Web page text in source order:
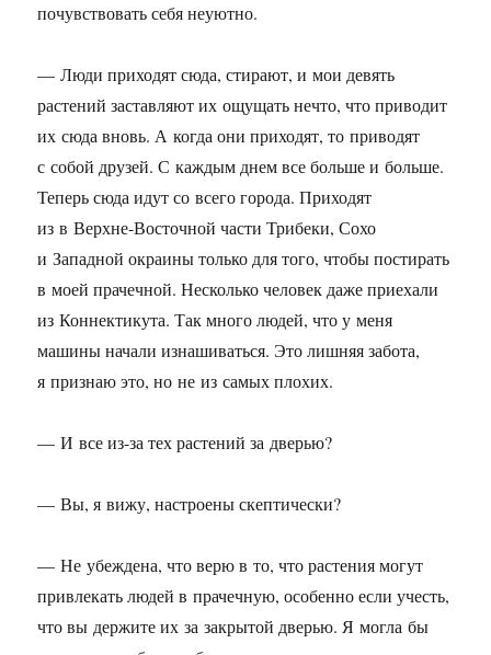
почувствовать себя неуютно.
— Люди приходят сюда, стирают, и мои девять
растений заставляют их ощущать нечто, что приводит
их сюда вновь. А когда они приходят, то приводят
с собой друзей. С каждым днем все больше и больше.
Теперь сюда идут со всего города. Приходят
из в Верхне-Восточной части Трибеки, Сохо
и Западной окраины только для того, чтобы постирать
в моей прачечной. Несколько человек даже приехали
из Коннектикута. Так много людей, что у меня
машины начали изнашиваться. Это лишняя забота,
я признаю это, но не из самых плохих.
— И все из-за тех растений за дверью?
— Вы, я вижу, настроены скептически?
— Не убеждена, что верю в то, что растения могут
привлекать людей в прачечную, особенно если учесть,
что вы держите их за закрытой дверью. Я могла бы